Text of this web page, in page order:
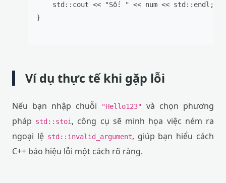
    std::cout << "Số: " << num << std::endl;
}
Ví dụ thực tế khi gặp lỗi
Nếu bạn nhập chuỗi "Hello123"
và chọn phương
pháp std::stoi , công cụ sẽ minh họa việc ném ra
ngoại lệ std::invalid_argument, giúp bạn hiểu cách
C++ báo hiệu lỗi một cách rõ ràng.